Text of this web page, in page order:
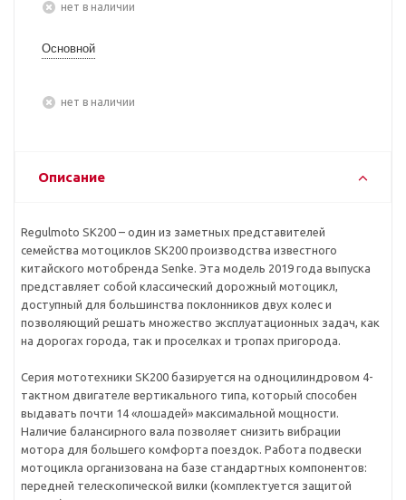
Нет в наличии
Основной
Нет в наличии
Описание
Regulmoto SK200 – один из заметных представителей
семейства мотоциклов SK200 производства известного
китайского мотобренда Senke. Эта модель 2019 года выпуска
представляет собой классический дорожный мотоцикл,
доступный для большинства поклонников двух колес и
позволяющий решать множество эксплуатационных задач, как
на дорогах города, так и проселках и тропах пригорода.
Серия мототехники SK200 базируется на одноцилиндровом 4-
тактном двигателе вертикального типа, который способен
выдавать почти 14 «лошадей» максимальной мощности.
Наличие балансирного вала позволяет снизить вибрации
мотора для большего комфорта поездок. Работа подвески
мотоцикла организована на базе стандартных компонентов:
передней телескопической вилки (комплектуется защитой